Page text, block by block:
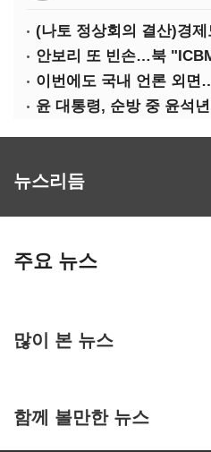
안보리 또 빈손…북
이번에도 국내 언론 외
윤 대통령, 순방 중 윤석
뉴스리듬
주요 뉴스
많이 본 뉴스
함께 볼만한 뉴스